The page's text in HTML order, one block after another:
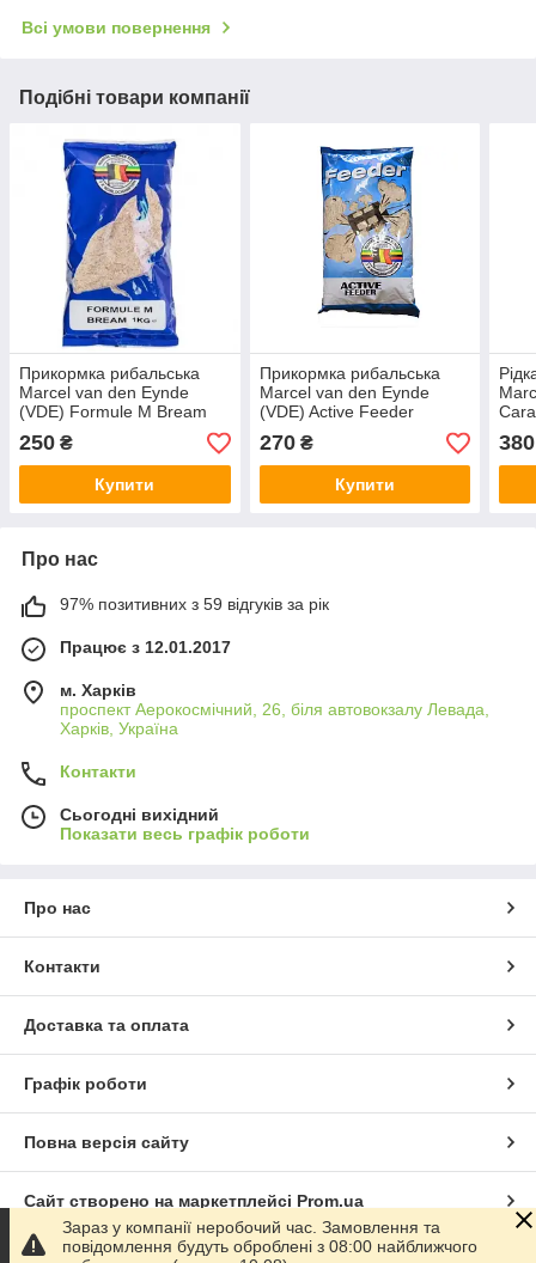
Всі умови повернення
Подібні товари компанії
Прикормка рибальська
Marcel van den Eynde
(VDE) Formule M Bream
250 ₴
Купити
Прикормка рибальська
Marcel van den Eynde
(VDE) Active Feeder
270₴
Купити
380
Про нас
97% позитивних з 59 відгуків за рік
Працює з 12.01.2017
м. Харків
проспект Аерокосмічний, 26, біля автовокзалу Левада,
Харків, Україна
Контакти
Сьогодні вихідний
Показати весь графік роботи
Про нас
Контакти
Доставка та оплата
Графік роботи
Повна версія сайту
Сайт створено на маркетплейсі Prom.ua
Зараз у компанії неробочий час. Замовлення та
повідомлення будуть оброблені з 08:00 найближчого